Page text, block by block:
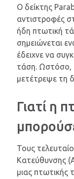
Ο δείκτης
αντιστροφές
ήδη πτωτική
σημειώνεται
έδειχνε να
τάση. Ωστόσο,
μετέτρεψε τη
Γιατί η
Τους
Κατεύθυνσης
μιας πτωτικής